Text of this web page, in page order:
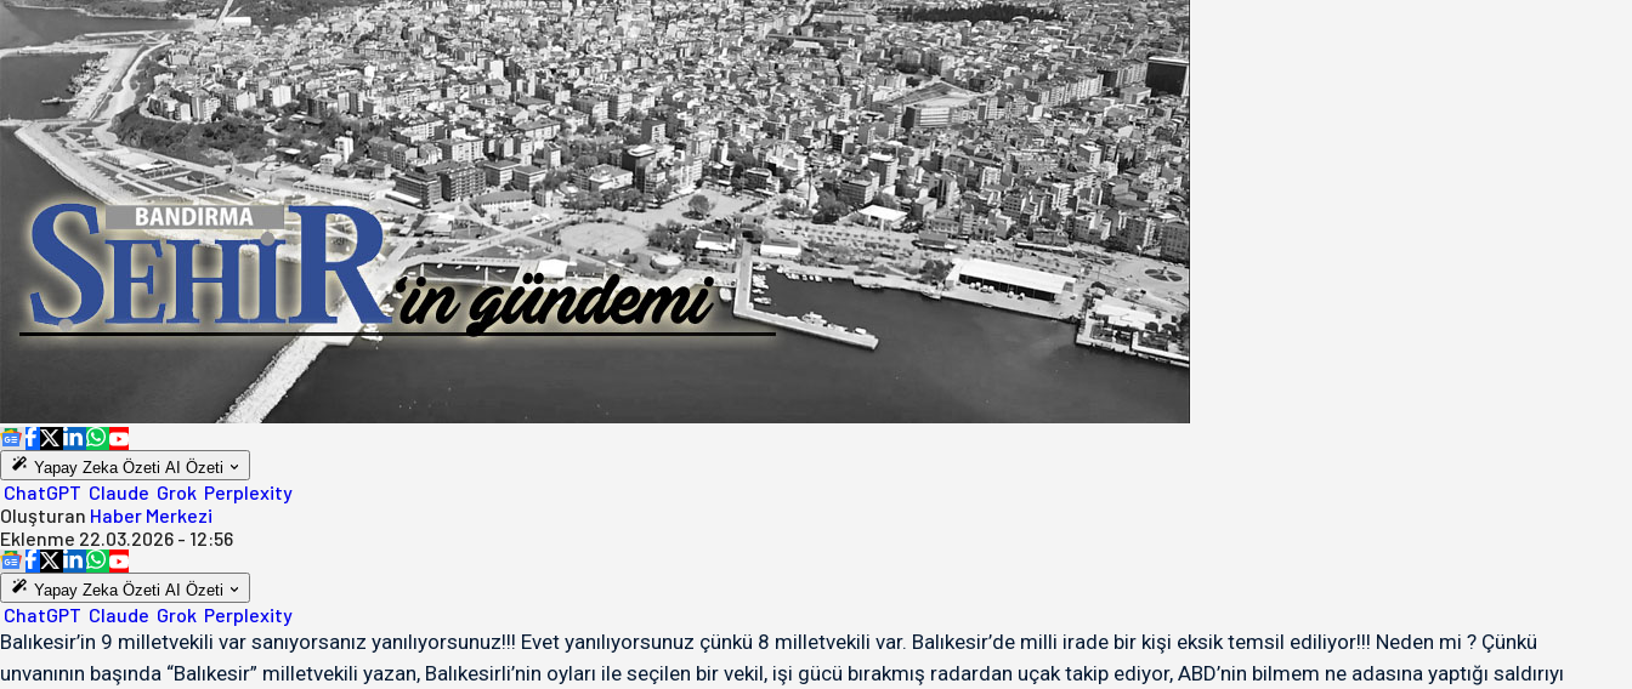
Yapay Zeka Özeti AI Özeti
ChatGPT Claude Grok Perplexity
Oluşturan Haber Merkezi
Eklenme 22.03.2026 - 12:56
Yapay Zeka Özeti AI Özeti
ChatGPT Claude Grok Perplexity
Balıkesir’in 9 milletvekili var sanıyorsanız yanılıyorsunuz!!! Evet yanılıyorsunuz çünkü 8 milletvekili var. Balıkesir’de milli irade bir kişi eksik temsil ediliyor!!! Neden mi ? Çünkü
unvanının başında “Balıkesir” milletvekili yazan, Balıkesirli’nin oyları ile seçilen bir vekil, işi gücü bırakmış radardan uçak takip ediyor, ABD’nin bilmem ne adasına yaptığı saldırıyı